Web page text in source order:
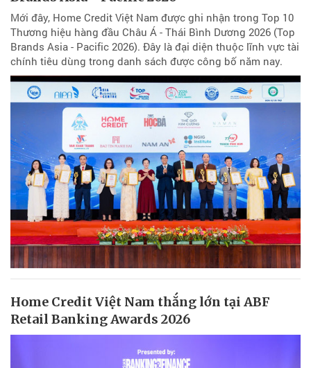
Mới đây, Home Credit Việt Nam được ghi nhận trong Top 10
Thương hiệu hàng đầu Châu Á - Thái Bình Dương 2026 (Top
Brands Asia - Pacific 2026). Đây là đại diện thuộc lĩnh vực tài
chính tiêu dùng trong danh sách được công bố năm nay.
Home Credit Việt Nam thắng lớn tại ABF
Retail Banking Awards 2026